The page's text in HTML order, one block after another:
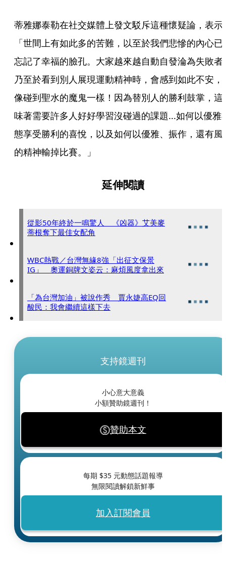
蒂雅娜泰勒在社交媒體上發文駁斥這種懷疑論，表示
「世間上有如此多的苦難，以至於我們悲慘的內心已
忘記了幸福的臉孔。大家越來越自動自發淪為失敗者
乃至於看到別人展現運動精神時，會感到如此不安，
像碰到聖水的魔鬼一樣！因為替別人的勝利鼓掌，這
味著需要許多人好好學習沒碰過的課題...如何以優雅
態享受勝利的喜悅，以及如何以優雅、振作，還有風
的精神輸掉比賽。」
延伸閱讀
從影50年終於一鳴驚人 《凶器》艾美麥
蒂根奪下最佳女配角
WBC熱戰／台灣無緣8強「出征文保景
IG」 奧運銅牌文姿云：麻煩風度拿出來
「為台灣加油」被說作秀 賈永婕高EQ回
酸民：我會繼續這樣下去
支持鏡週刊
小心意大意義
小額贊助鏡週刊！
贊助本文
每期 $35 元動態話題報導
無限閱讀解鎖新鮮事
加入訂閱會員